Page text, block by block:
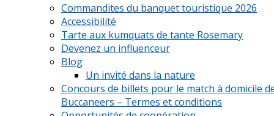
Commandites du banquet touristique 2026
Accessibilité
Tarte aux kumquats de tante Rosemary
Devenez un influenceur
Blog
Un invité dans la nature
Concours de billets pour le match à domicile
Buccaneers – Termes et conditions